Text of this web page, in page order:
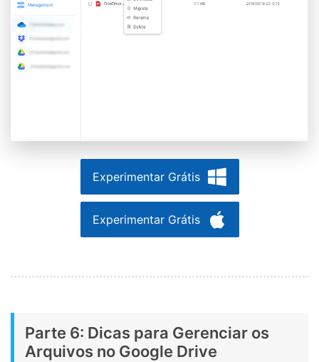
Experimentar Grátis
Experimentar Grátis
Parte 6: Dicas para Gerenciar os
Arquivos no Google Drive